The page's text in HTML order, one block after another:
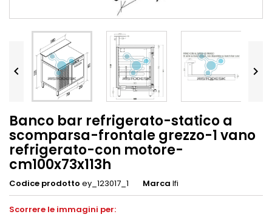
 
Banco bar refrigerato-statico a
scomparsa-frontale grezzo-1 vano
refrigerato-con motore-
cm100x73x113h
Codice prodotto ey_123017_1 Marca Ifi
Scorrere le immagini per: